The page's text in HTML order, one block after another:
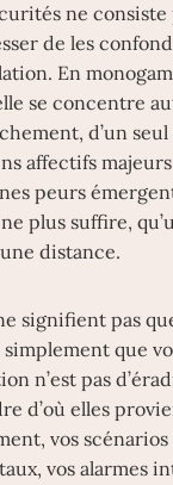
ne consiste
de les
En
se concentre
d’un seul
affectifs
peurs
ne plus suffire,
distance.
signifient pas
que
n’est pas
d’où elles
vos
vos alarmes